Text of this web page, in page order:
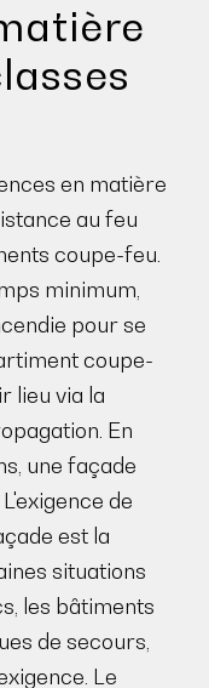
en matière
au feu
coupe-feu.
minimum,
pour se
coupe-
lieu via la
En
une façade
de
est la
situations
les bâtiments
de secours,
Le